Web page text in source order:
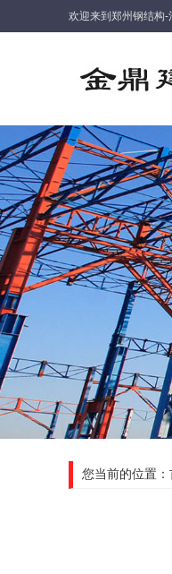
欢迎来到郑州钢结构-
您当前的位置：